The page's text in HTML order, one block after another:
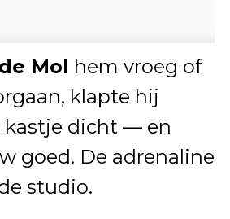
Mol hem vroeg of
klapte hij
kastje dicht — en
goed. De adrenaline
studio.